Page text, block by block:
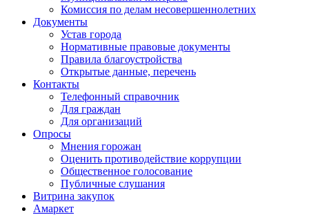
Комиссия по делам несовершеннолетних
Документы
Устав города
Нормативные правовые документы
Правила благоустройства
Открытые данные, перечень
Контакты
Телефонный справочник
Для граждан
Для организаций
Опросы
Мнения горожан
Оценить противодействие коррупции
Общественное голосование
Публичные слушания
Витрина закупок
Амаркет